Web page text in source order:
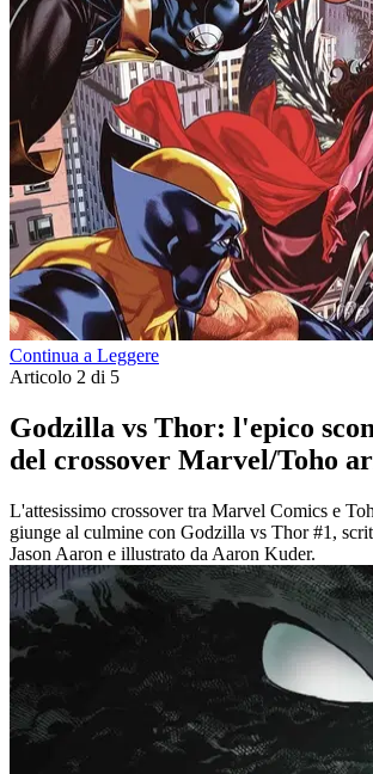
Continua a Leggere
Articolo 2 di 5
Godzilla vs Thor: l'epico
del crossover Marvel/Toho
L'attesissimo crossover tra Marvel Comics e
giunge al culmine con Godzilla vs Thor #1,
Jason Aaron e illustrato da Aaron Kuder.